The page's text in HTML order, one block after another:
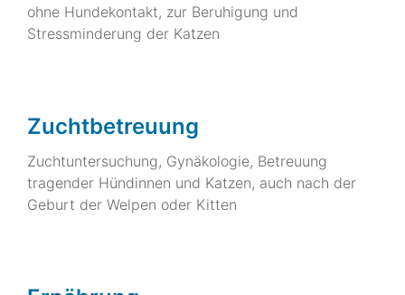
ohne Hundekontakt, zur Beruhigung und
Stressminderung der Katzen
Zuchtbetreuung
Zuchtuntersuchung, Gynäkologie, Betreuung
tragender Hündinnen und Katzen, auch nach der
Geburt der Welpen oder Kitten